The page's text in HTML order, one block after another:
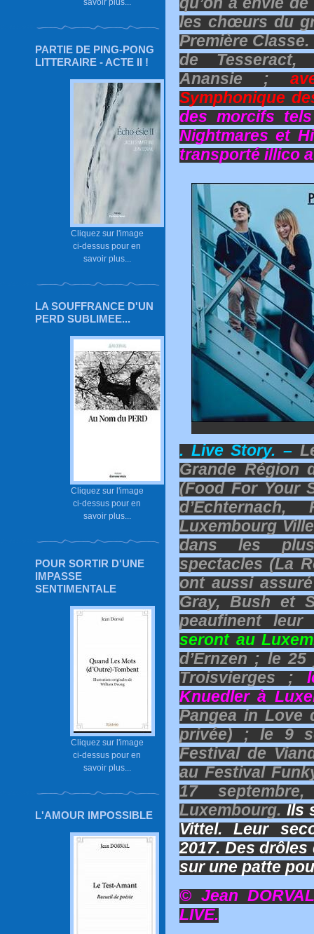
PARTIE DE PING-PONG
LITTERAIRE - ACTE II !
Cliquez sur l'image
ci-dessus pour en
savoir plus...
LA SOUFFRANCE D'UN
PERD SUBLIMEE...
Cliquez sur l'image
ci-dessus pour en
savoir plus...
POUR SORTIR D'UNE
IMPASSE
SENTIMENTALE
Cliquez sur l'image
ci-dessus pour en
savoir plus...
L'AMOUR IMPOSSIBLE
les chœurs du
Première
de
Anansie ;
Symphonique
des morcifs
Nightmares et
transporté illico
. Live Story. –
Grande Région
(Food For Your
Luxembourg
dans les
spectacles (La
ont aussi
Gray, Bush et
peaufinent
seront au
d’Ernzen ; le
Troisvierges ;
Knuedler à
Pangea in Love
privée) ; le 9
Festival de
au Festival
17
Luxembourg. Ils
Vittel. Leur
2017. Des drôles
sur une patte
© Jean
LIVE.